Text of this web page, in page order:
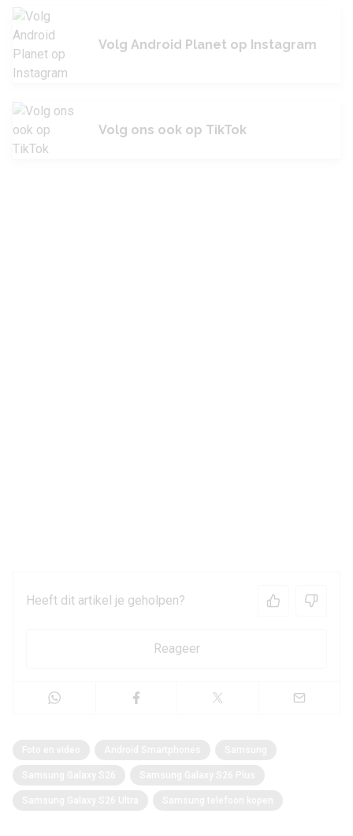
Volg Android Planet op Instagram
Volg ons ook op TikTok
Heeft dit artikel je geholpen?
Reageer